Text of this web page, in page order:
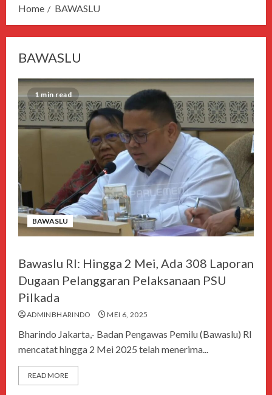
Home BAWASLU
BAWASLU
1 min read
BAWASLU
Bawaslu RI: Hingga 2 Mei, Ada 308 Laporan
Dugaan Pelanggaran Pelaksanaan PSU
Pilkada
ADMINBHARINDO MEI 6, 2025
Bharindo Jakarta,- Badan Pengawas Pemilu (Bawaslu) RI
mencatat hingga 2 Mei 2025 telah menerima...
READ MORE